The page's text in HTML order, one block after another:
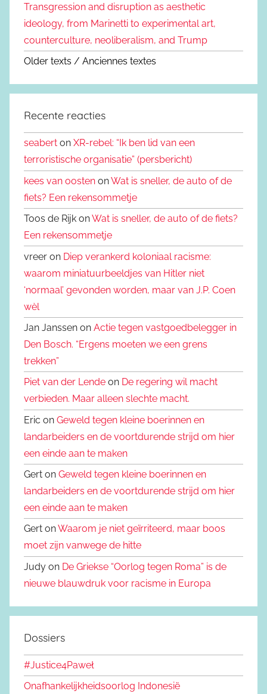
Transgression and disruption as aesthetic
ideology, from Marinetti to experimental art,
counterculture, neoliberalism, and Trump
Older texts / Anciennes textes
Recente reacties
seabert on XR-rebel: “Ik ben lid van een
terroristische organisatie” (persbericht)
kees van oosten onWat is sneller, de auto of de
fiets? Een rekensommetje
Toos de Rijk onWat is sneller, de auto of de fiets?
Een rekensommetje
vreer on Diep verankerd koloniaal racisme:
waarom miniatuurbeeldjes van Hitler niet
‘normaal’ gevonden worden, maar van J.P. Coen
wèl
Jan Janssen on Actie tegen vastgoedbelegger in
Den Bosch. “Ergens moeten we een grens
trekken”
Piet van der Lende on De regering wil macht
verbieden. Maar alleen slechte macht.
Eric on Geweld tegen kleine boerinnen en
landarbeiders en de voortdurende strijd om hier
een einde aan te maken
Gert on Geweld tegen kleine boerinnen en
landarbeiders en de voortdurende strijd om hier
een einde aan te maken
Gert onWaarom je niet geïrriteerd, maar boos
moet zijn vanwege de hitte
Judy on De Griekse “Oorlog tegen Roma” is de
nieuwe blauwdruk voor racisme in Europa
Dossiers
#Justice4Paweł
Onafhankelijkheidsoorlog Indonesië